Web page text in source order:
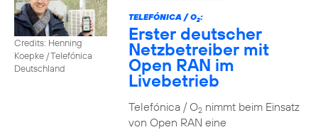
Credits: Henning
Koepke / Telefónica
Deutschland
TELEFÓNICA / O2:
Erster deutscher
Netzbetreiber mit
Open RAN im
Livebetrieb
Telefónica / O2nimmt beim Einsatz
von Open RAN eine